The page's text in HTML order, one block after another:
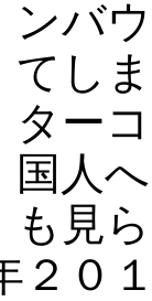
ンバ
てし
ター
国人
も見
２０